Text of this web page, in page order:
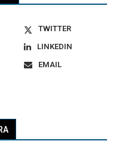
TWITTER
LINKEDIN
EMAIL